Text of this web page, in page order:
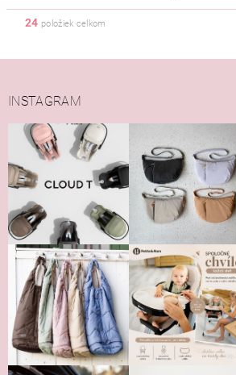
24 položiek celkom
INSTAGRAM